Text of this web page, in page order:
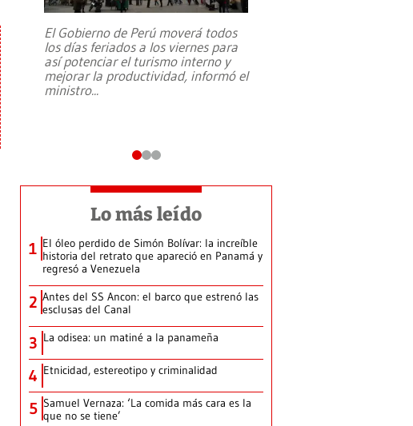
El Gobierno de Perú moverá todos
los días feriados a los viernes para
así potenciar el turismo interno y
mejorar la productividad, informó el
ministro...
Lo más leído
1 El óleo perdido de Simón Bolívar: la increíble
historia del retrato que apareció en Panamá y
regresó a Venezuela
2 Antes del SS Ancon: el barco que estrenó las
esclusas del Canal
3 La odisea: un matiné a la panameña
4 Etnicidad, estereotipo y criminalidad
5 Samuel Vernaza: ‘La comida más cara es la
que no se tiene’